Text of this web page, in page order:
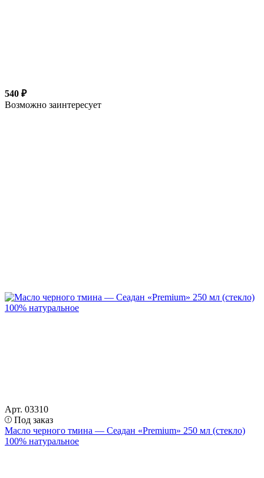
540 ₽
Возможно заинтересует
Арт. 03310
Под заказ
Масло черного тмина — Сеадан «Premium» 250 мл (стекло)
100% натуральное